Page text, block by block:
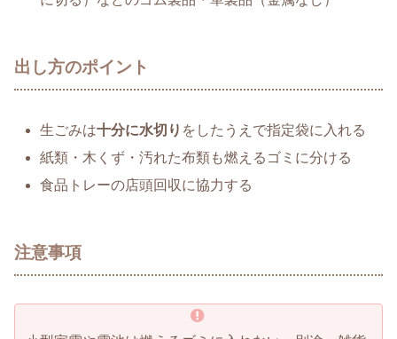
出し方のポイント
生ごみは十分に水切り をしたうえで指定袋に入れる
紙類・木くず・汚れた布類も燃えるゴミに分ける
食品トレーの店頭回収に協力する
注意事項